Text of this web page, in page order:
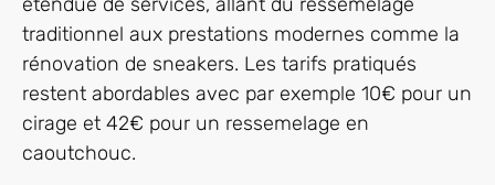
traditionnel aux prestations modernes comme la
rénovation de sneakers. Les tarifs pratiqués
restent abordables avec par exemple 10€ pour un
cirage et 42€ pour un ressemelage en
caoutchouc.